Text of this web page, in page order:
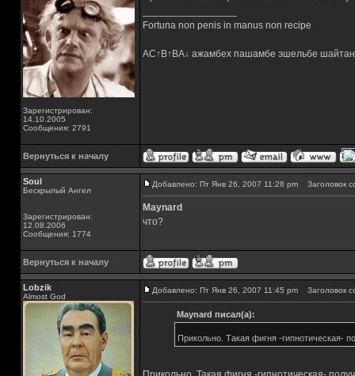
Зарегистрирован:
14.10.2005
Сообщения: 2791
Fortuna non penis in manus non recipe
AC↑B↑BA↓ ажамбех пашамбе эшельбе
Вернуться к началу
Soul
Бескрылый Ангел
Зарегистрирован:
12.08.2006
Сообщения: 1774
Добавлено: Пт Янв 26, 2007 11:28 pm Заголовок
Maynard
что?
Вернуться к началу
Lobzik
Almost God
Добавлено: Пт Янв 26, 2007 11:45 pm Заголовок
Maynard писал(а):
Прикольно. Такая фигня -гипнотическая-